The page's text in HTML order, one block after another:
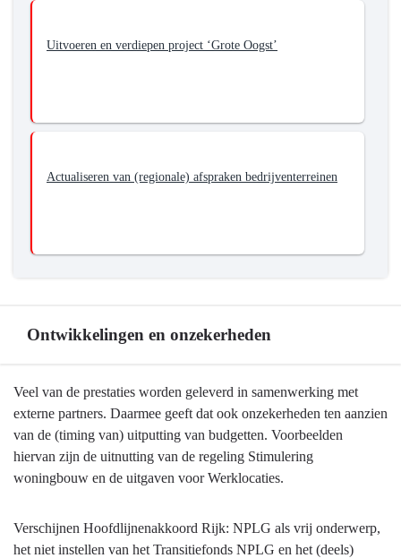
Uitvoeren en verdiepen project ‘Grote Oogst’
Actualiseren van (regionale) afspraken bedrijventerreinen
Ontwikkelingen en onzekerheden
Terug
naar
navigatie
Programma
Ruimte
Veel van de prestaties worden geleverd in samenwerking met
externe partners. Daarmee geeft dat ook onzekerheden ten aanzien
van de (timing van) uitputting van budgetten. Voorbeelden
hiervan zijn de uitnutting van de regeling Stimulering
woningbouw en de uitgaven voor Werklocaties.
Verschijnen Hoofdlijnenakkoord Rijk: NPLG als vrij onderwerp,
het niet instellen van het Transitiefonds NPLG en het (deels)